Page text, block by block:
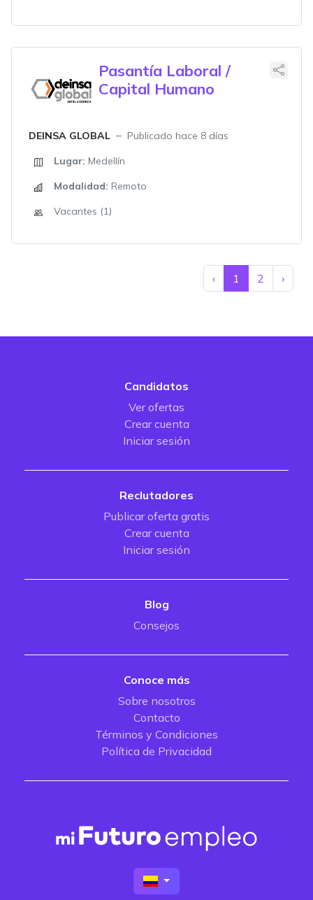
Pasantía Laboral /
Capital Humano
DEINSA GLOBAL
Publicado hace 8 días
Lugar: Medellín
Modalidad: Remoto
Vacantes (1)
‹ 1 2 ›
Candidatos
Ver ofertas
Crear cuenta
Iniciar sesión
Reclutadores
Publicar oferta gratis
Crear cuenta
Iniciar sesión
Blog
Consejos
Conoce más
Sobre nosotros
Contacto
Términos y Condiciones
Política de Privacidad